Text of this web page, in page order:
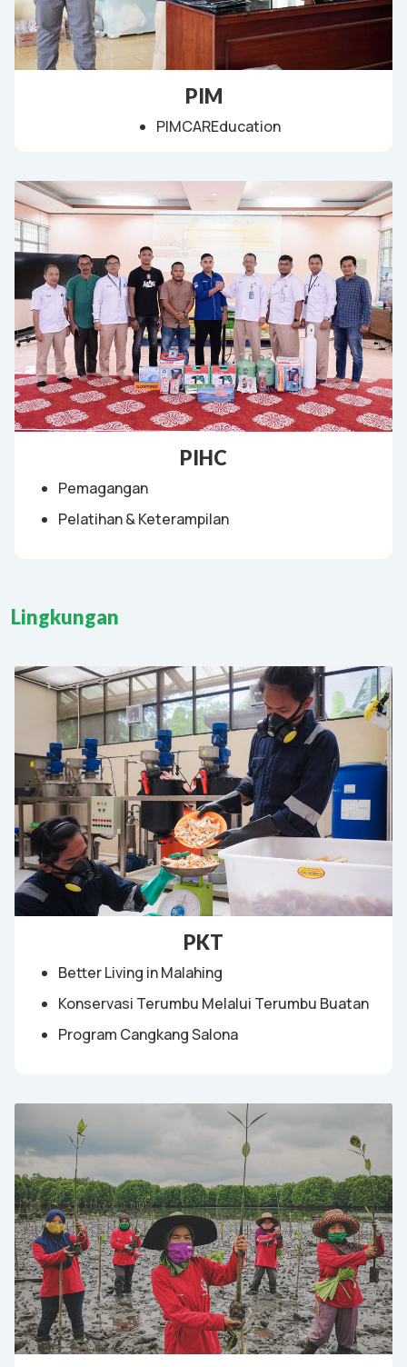
PIM
PIMCAREducation
PIHC
Pemagangan
Pelatihan & Keterampilan
Lingkungan
PKT
Better Living in Malahing
Konservasi Terumbu Melalui Terumbu Buatan
Program Cangkang Salona